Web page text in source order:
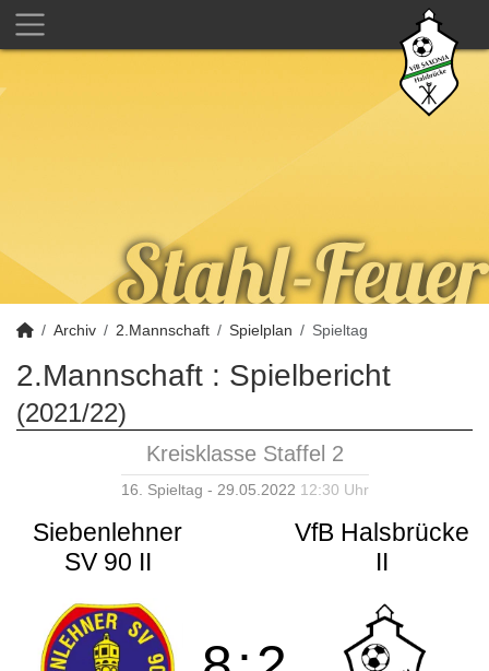
Archiv 2.Mannschaft Spielplan Spieltag
2.Mannschaft : Spielbericht
(2021/22)
Kreisklasse Staffel 2
16. Spieltag - 29.05.2022 12:30 Uhr
Siebenlehner
SV 90 II
VfB Halsbrücke
II